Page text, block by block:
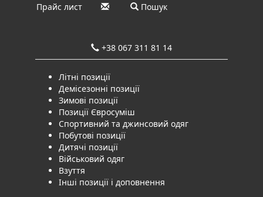
Прайс лист Пошук
+38 067 311 81 14
Літні позиції
Демісезонні позиції
Зимові позиції
Позиції Євросуміш
Спортивний та джинсовий одяг
Побутові позиції
Дитячі позиції
Військовий одяг
Взуття
Інші позиції і доповнення